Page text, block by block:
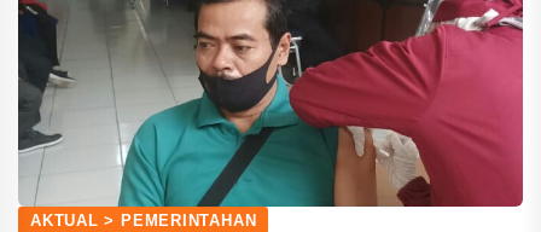
AKTUAL > PEMERINTAHAN